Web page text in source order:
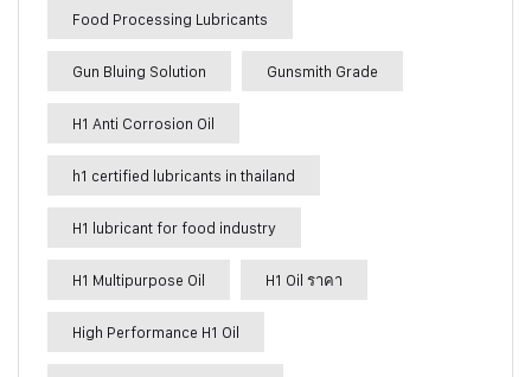
Food Processing Lubricants
Gun Bluing Solution Gunsmith Grade
H1 Anti Corrosion Oil
h1 certified lubricants in thailand
H1 lubricant for food industry
H1 Multipurpose Oil H1 Oil ราคา
High Performance H1 Oil